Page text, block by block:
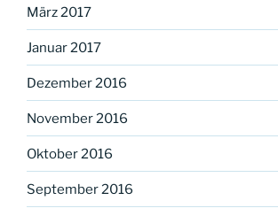
März 2017
Januar 2017
Dezember 2016
November 2016
Oktober 2016
September 2016